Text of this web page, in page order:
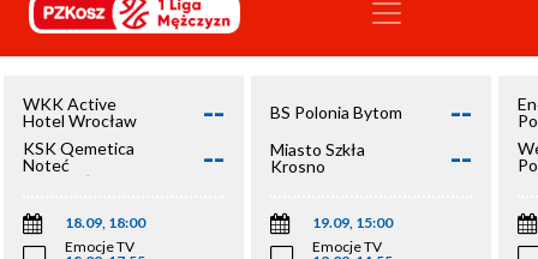
WKK Active
Hotel Wrocław
--
KSK Qemetica
Noteć
Inowrocław
--
18.09, 18:00
Emocje TV
BS Polonia Bytom --
Miasto Szkła
Krosno
--
19.09, 15:00
Emocje TV